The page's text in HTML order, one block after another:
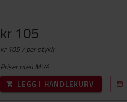
kr 105
kr 105 / per stykk
Priser uten MVA
LEGG I HANDLEKURV